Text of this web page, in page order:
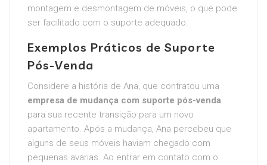
montagem e desmontagem de móveis, o que pode
ser facilitado com o suporte adequado.
Exemplos Práticos de Suporte
Pós-Venda
Considere a história de Ana, que contratou uma
empresa de mudança com suporte pós-venda
para sua recente transição para um novo
apartamento. Após a mudança, Ana percebeu que
alguns de seus móveis haviam chegado com
pequenas avarias. Ao entrar em contato com o